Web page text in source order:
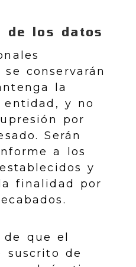
de los datos
conservarán
la
y no
por
Serán
a los
y
finalidad por
que el
suscrito de